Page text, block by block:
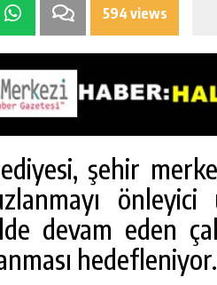
594 views
şehir
önleyici
devam eden
hedefleniyor.